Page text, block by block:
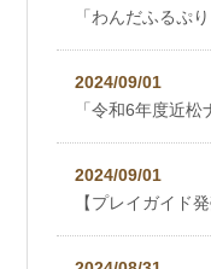
「わんだふるぷ
2024/09/01
「令和6年度近
2024/09/01
【プレイガイド